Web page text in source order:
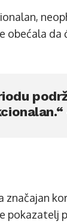
obećala
pokazatelj